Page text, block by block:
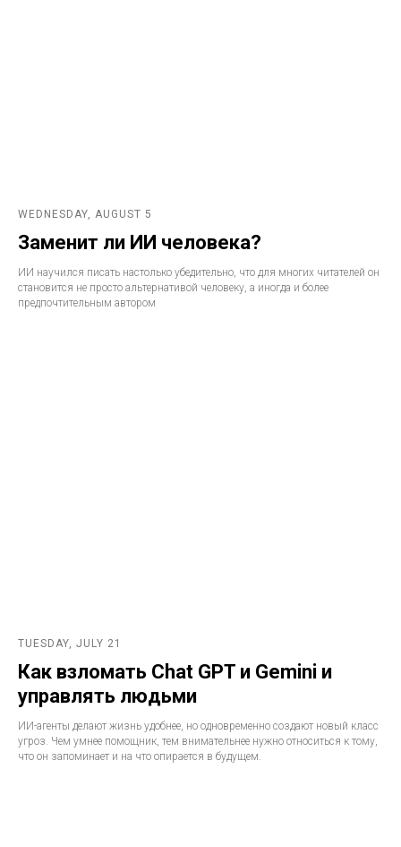
WEDNESDAY, AUGUST 5
Заменит ли ИИ человека?
ИИ научился писать настолько убедительно, что для многих читателей он
становится не просто альтернативой человеку, а иногда и более
предпочтительным автором
TUESDAY, JULY 21
Как взломать Chat GPT и Gemini и
управлять людьми
ИИ-агенты делают жизнь удобнее, но одновременно создают новый класс
угроз. Чем умнее помощник, тем внимательнее нужно относиться к тому,
что он запоминает и на что опирается в будущем.